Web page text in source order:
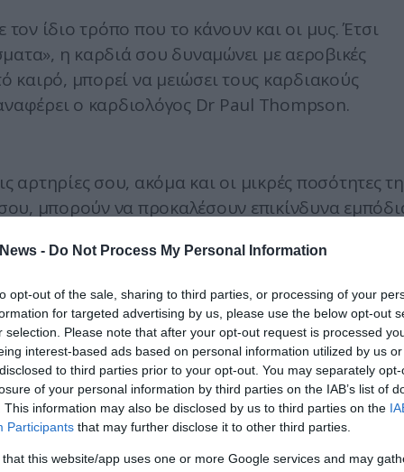
- Do Not Process My Personal Information
opt-out of the sale, sharing to third parties, or processing of your
for targeted advertising by us, please use the below opt-out
selection. Please note that after your opt-out request is processed
interest-based ads based on personal information utilized by us
to third parties prior to your opt-out. You may separately
of your personal information by third parties on the IAB’s list of
This information may also be disclosed by us to third parties on the
Participants that may further disclose it to other third parties.
that this website/app uses one or more Google services and may
τον ίδιο τρόπο που το κάνουν και οι μυς. Έτσι
η καρδιά σου δυναμώνει με αεροβικές
καιρό, μπορεί να μειώσει τους καρδιακούς
ο καρδιολόγος Dr Paul Thompson.
αρτηρίες σου, ακόμα και οι μικρές ποσότητες
μπορούν να προκαλέσουν επικίνδυνα
τοιχώματα των αγγείων. Οι καλύτεροι τρόποι για
τρία ποτήρια χυμό πορτοκαλιού την
και απώλεια περίπου 5 κιλών, αν
αυτοκίνητο; Πήγαινε με γρήγορα βήματα να
διάδρομο στο σπίτι (για να μη βαρεθείς βάλε
να βάζεις το σώμα σου σε κίνηση!
πίεση, κάνε σεξ
ότι εκείνοι που είχαν φυσιολογική αρτηριακή
αυτούς που είχαν υψηλή πίεση. Ο λόγος; Οι